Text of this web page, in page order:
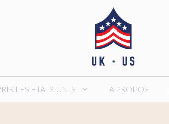
LES ETATS-UNIS A PROPOS